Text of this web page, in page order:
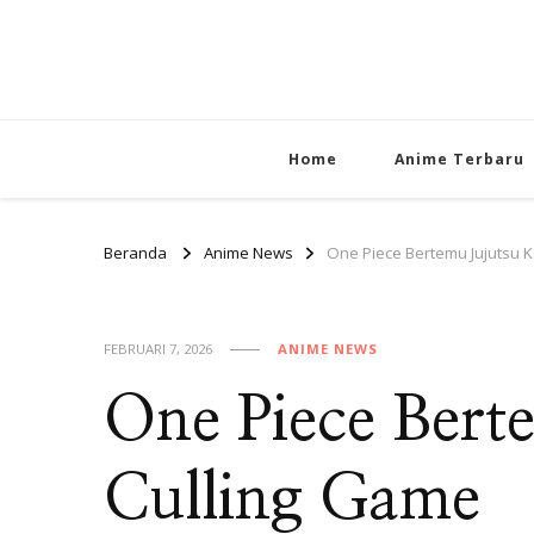
Home Anime Terbaru
Beranda Anime News One Piece Bertemu Jujutsu
FEBRUARI 7, 2026 ANIME NEWS
One Piece
Culling Game